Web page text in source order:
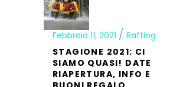
Febbraio 11, 2021
Rafting
STAGIONE 2021: CI
SIAMO QUASI! DATE
RIAPERTURA, INFO E